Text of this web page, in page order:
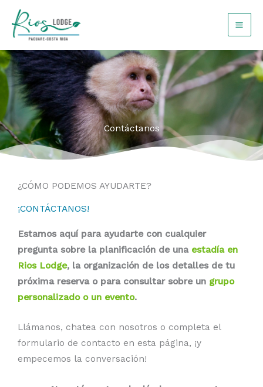
Omitir
al
contenido
Contáctanos
¿CÓMO PODEMOS AYUDARTE?
¡CONTÁCTANOS!
Estamos aquí para ayudarte con cualquier
pregunta sobre la planificación de una estadía en
Rios Lodge, la organización de los detalles de tu
próxima reserva o para consultar sobre un grupo
personalizado o un evento.
Llámanos, chatea con nosotros o completa el
formulario de contacto en esta página, ¡y
empecemos la conversación!